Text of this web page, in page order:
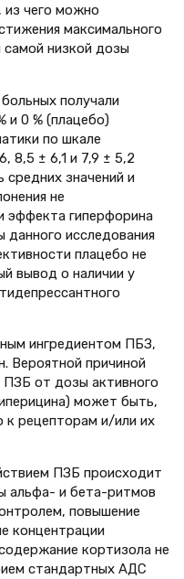
из чего можно
максимального
низкой дозы
получали
и 0 % (плацебо)
по шкале
8,5 ± 6,1 и 7,9 ± 5,2
средних значений и
не
эффекта гиперфорина
исследования
плацебо не
вывод о наличии у
ингредиентом ПБЗ,
Вероятной причиной
ПЗБ от дозы активного
может быть,
к рецепторам и/или их
ПЗБ происходит
альфа- и бета-ритмов
повышение
концентрации
кортизола не
стандартных АДС